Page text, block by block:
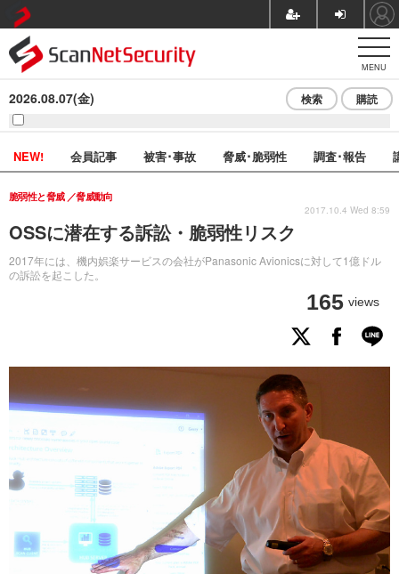
MENU
2026.08.07(金) 検索 購読
NEW! 会員記事 被害･事故 脅威･脆弱性 調査･報告
OSSに潜在する訴訟・脆弱性リスク
2017年には、機内娯楽サービスの会社がPanasonic Avionicsに対して1億ドル
の訴訟を起こした。
脆弱性と脅威 脅威動向
165 views
2017.10.4 Wed 8:59